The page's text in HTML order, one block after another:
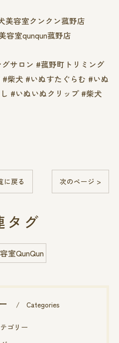
美容室クンクン菰野店
容室qunqun菰野店
サロン #菰野町トリミング
柴犬 #いぬすたぐらむ #いぬ
#いぬいぬクリップ #柴犬
に戻る 次のページ >
タグ
室QunQun
Categories
ゴリー